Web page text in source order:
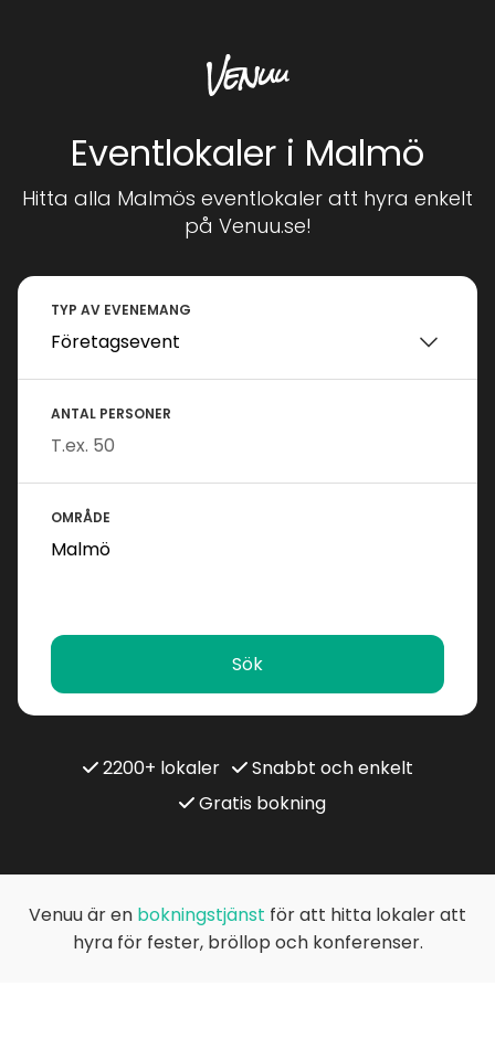
Eventlokaler i Malmö
Hitta alla Malmös eventlokaler att hyra enkelt
på Venuu.se!
TYP AV EVENEMANG
ANTAL PERSONER
OMRÅDE
Sök
2200+ lokaler
Snabbt och enkelt
Gratis bokning
Venuu är en bokningstjänst för att hitta lokaler att
hyra för fester, bröllop och konferenser.